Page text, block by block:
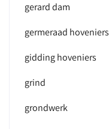
gerard dam
germeraad hoveniers
gidding hoveniers
grind
grondwerk